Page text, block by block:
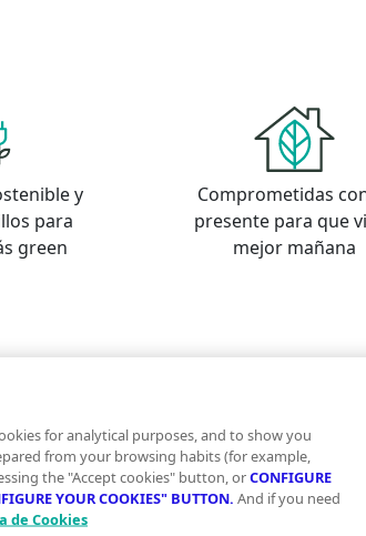
y
para
green
Comprometidas
presente para que
mejor mañana
for analytical purposes, and to show you
from your browsing habits (for example,
the "Accept cookies" button, orCONFIGURE
YOUR COOKIES" BUTTON. And if you need
de Cookies